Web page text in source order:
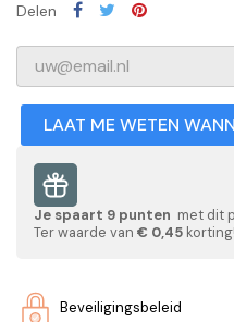
Delen
LAAT ME WETEN
Je spaart 9 punten met dit
Ter waarde van € 0,45 korting!
Beveiligingsbeleid